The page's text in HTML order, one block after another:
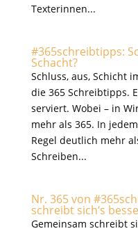
Texterinnen...
#365schreibtipps:
Schacht?
Schluss, aus, Schicht
die 365 Schreibtipps.
serviert. Wobei – in
mehr als 365. In
Regel deutlich mehr
Schreiben...
Nr. 365 von
schreibt sich‘s
Gemeinsam schreibt